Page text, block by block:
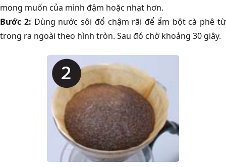
mong muốn của mình đậm hoặc nhạt hơn.
Bước 2: Dùng nước sôi đổ chậm rãi để ẩm bột cà phê từ
trong ra ngoài theo hình tròn. Sau đó chờ khoảng 30 giây.